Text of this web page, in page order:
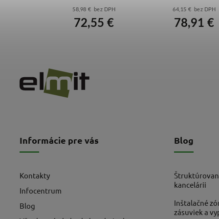
58,98 € bez DPH
72,55 €
64,15 € bez DPH
78,91 €
Informácie pre vás
Kontakty
Infocentrum
Blog
Blog
kancelárii
Inštalačné
zásuviek a